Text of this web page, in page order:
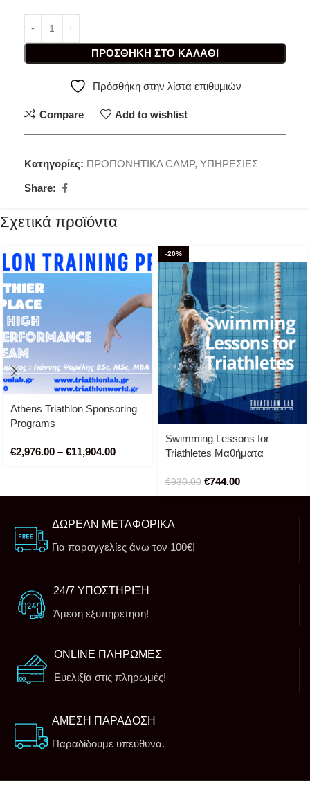
ΠΡΟΣΘΉΚΗ ΣΤΟ ΚΑΛΆΘΙ
Πρόσθήκη στην λίστα επιθυμιών
Compare Add to wishlist
Κατηγορίες: ΠΡΟΠΟΝΗΤΙΚΑ CAMP, ΥΠΗΡΕΣΙΕΣ
Share:
Σχετικά προϊόντα
Athens Triathlon Sponsoring
Programs
€2,976.00 – €11,904.00
-20%
Swimming Lessons for
Triathletes Μαθήματα
Τριαθλητές(30 προπονήσεις)
€930.00 €744.00
ΔΩΡΕΑΝ ΜΕΤΑΦΟΡΙΚΑ
Για παραγγελίες άνω τον 100€!
24/7 ΥΠΟΣΤΗΡΙΞΗ
Άμεση εξυπηρέτηση!
ONLINE ΠΛΗΡΩΜΕΣ
Ευελιξία στις πληρωμές!
ΑΜΕΣΗ ΠΑΡΑΔΟΣΗ
Παραδίδουμε υπεύθυνα.